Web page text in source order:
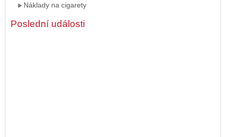
Náklady na cigarety
Poslední události